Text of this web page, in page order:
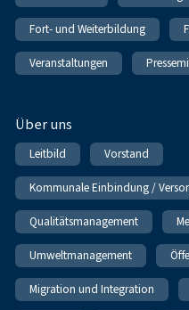
Fort- und Weiterbildung
Veranstaltungen
Über uns
Leitbild Vorstand
Kommunale Einbindung /
Qualitätsmanagement
Umweltmanagement
Migration und Integration